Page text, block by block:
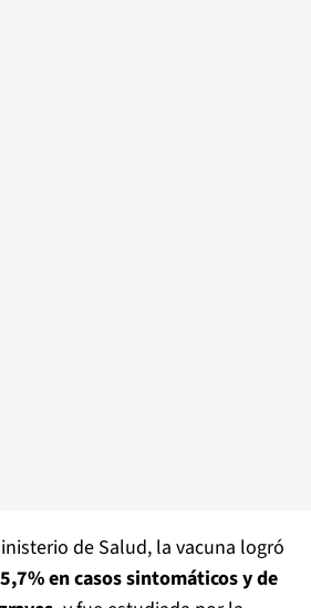
de Salud, la vacuna logró
en casos sintomáticos y de